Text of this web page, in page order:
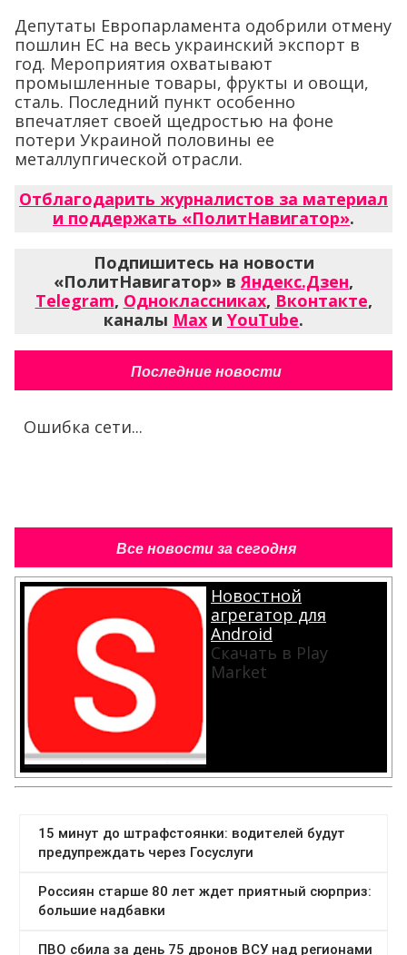
Депутаты Европарламента одобрили отмену
пошлин ЕС на весь украинский экспорт в
год. Мероприятия охватывают
промышленные товары, фрукты и овощи,
сталь. Последний пункт особенно
впечатляет своей щедростью на фоне
потери Украиной половины ее
металлупгической отрасли.
Отблагодарить журналистов за материал
и поддержать «ПолитНавигатор».
Подпишитесь на новости
«ПолитНавигатор» вЯндекс.Дзен,
Telegram, Одноклассниках, Вконтакте,
каналы Max и YouTube.
Последние новости
Ошибка сети...
Все новости за сегодня
Новостной
агрегатор для
Android
Скачать в Play
Market